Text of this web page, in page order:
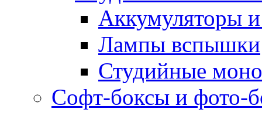
Аккумуляторы
Лампы вспышки
Студийные
Софт-боксы и фото-